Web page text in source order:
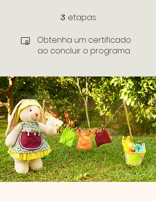
3 etapas
Obtenha um certificado
ao concluir o programa.